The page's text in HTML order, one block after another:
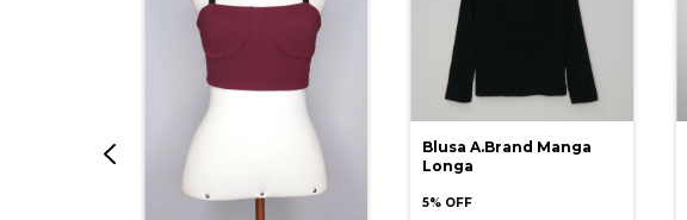
Blusa A.Brand Manga
Longa
5% OFF